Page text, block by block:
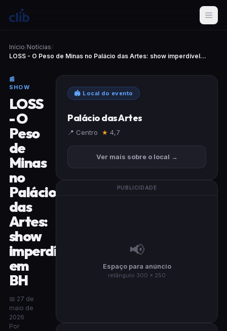
Início/Notícias/
LOSS - O Peso de Minas no Palácio das Artes: show imperdível...
📰
SHOW
LOSS
- O
Peso
de
Minas
no
Palácio
das
Artes:
show
imperdível
em
BH
📅 27 de
maio de
2026
Por
🏟 Local do evento
Palácio das Artes
📍 Centro ★ 4,7
Ver mais sobre o local →
PUBLICIDADE
📢
Espaço para anúncio
retângulo 300 × 250